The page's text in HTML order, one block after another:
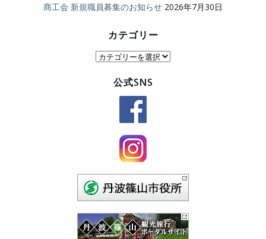
商工会 新規職員募集のお知らせ 2026年7月30日
カテゴリー
カ
公式SNS